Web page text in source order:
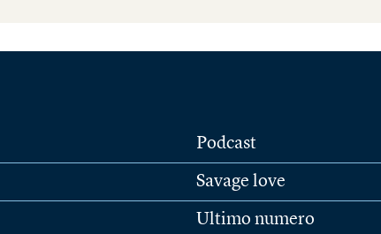
Podcast
Savage love
Ultimo numero